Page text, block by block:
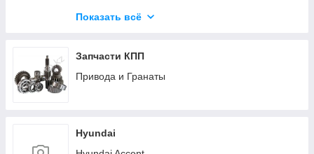
Тормозные механизмы (Прочее)
Цилиндры тормоза
Шланги тормозные
Показать всё
Запчасти КПП
Привода и Гранаты
Hyundai